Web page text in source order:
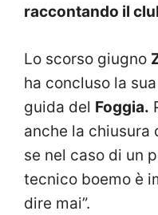
raccontando il
Lo scorso giugno
ha concluso la
guida del Foggia.
anche la chiusura
se nel caso di un
tecnico boemo è
dire mai”.